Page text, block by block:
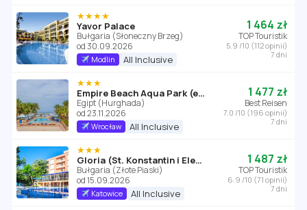
★★★★
Yavor Palace
Bułgaria (Słoneczny Brzeg)
od 30.09.2026
Modlin All Inclusive
1 464 zł
TOP Touristik
5.9 /10 (112 opinii)
7 dni
★★★
Empire Beach Aqua Park (ex. Triton Empire Beach Resort Hurghada)
Egipt (Hurghada)
od 23.11.2026
Wrocław All Inclusive
1 477 zł
Best Reisen
7.0 /10 (196 opinii)
7 dni
★★★
Gloria (St. Konstantin i Elena)
Bułgaria (Złote Piaski)
od 15.09.2026
Katowice All Inclusive
1 487 zł
TOP Touristik
6.9 /10 (71 opinii)
7 dni